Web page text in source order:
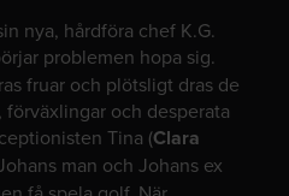
nya, hårdföra chef K.G.
problemen hopa sig.
fruar och plötsligt dras de
och desperata
Tina (Clara
man och Johans ex